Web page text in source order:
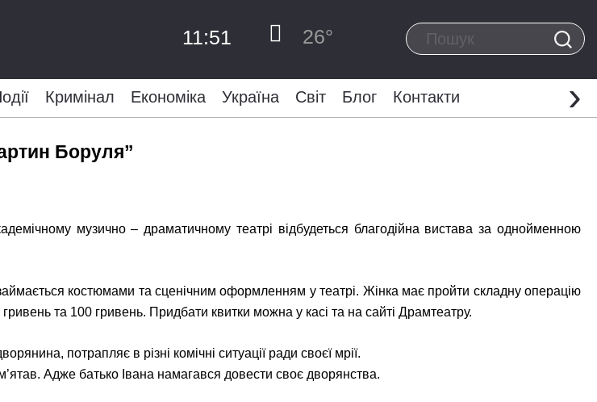
11:51 26°
Кримінал Економіка Україна Світ Блог Контакти ›
Боруля”
музично – драматичному театрі відбудеться благодійна вистава за однойменною
костюмами та сценічним оформленням у театрі. Жінка має пройти складну операцію
та 100 гривень. Придбати квитки можна у касі та на сайті Драмтеатру.
потрапляє в різні комічні ситуації ради своєї мрії.
Адже батько Івана намагався довести своє дворянства.